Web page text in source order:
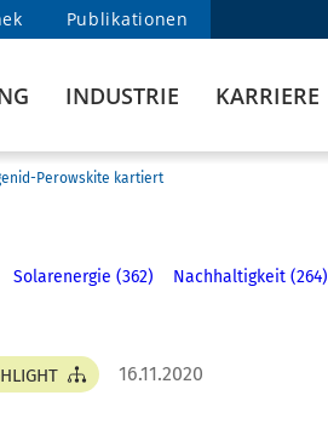
Publikationen
INDUSTRIE KARRIERE
Perowskite kartiert
Solarenergie (362) Nachhaltigkeit (264)
16.11.2020